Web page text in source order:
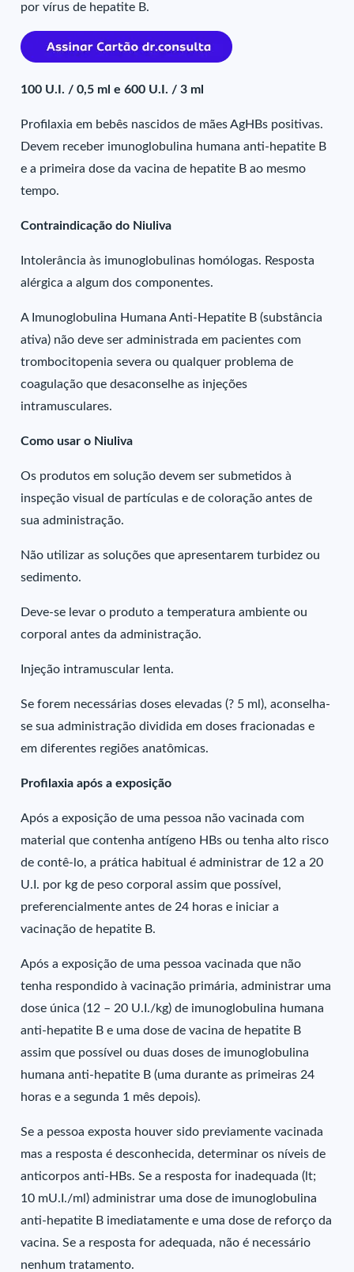
por vírus de hepatite B.
100 U.I. / 0,5 ml e 600 U.I. / 3 ml
Profilaxia em bebês nascidos de mães AgHBs positivas.
Devem receber imunoglobulina humana anti-hepatite B
e a primeira dose da vacina de hepatite B ao mesmo
tempo.
Contraindicação do Niuliva
Intolerância às imunoglobulinas homólogas. Resposta
alérgica a algum dos componentes.
A Imunoglobulina Humana Anti-Hepatite B (substância
ativa) não deve ser administrada em pacientes com
trombocitopenia severa ou qualquer problema de
coagulação que desaconselhe as injeções
intramusculares.
Como usar o Niuliva
Os produtos em solução devem ser submetidos à
inspeção visual de partículas e de coloração antes de
sua administração.
Não utilizar as soluções que apresentarem turbidez ou
sedimento.
Deve-se levar o produto a temperatura ambiente ou
corporal antes da administração.
Injeção intramuscular lenta.
Se forem necessárias doses elevadas (? 5 ml), aconselha-
se sua administração dividida em doses fracionadas e
em diferentes regiões anatômicas.
Profilaxia após a exposição
Após a exposição de uma pessoa não vacinada com
material que contenha antígeno HBs ou tenha alto risco
de contê-lo, a prática habitual é administrar de 12 a 20
U.I. por kg de peso corporal assim que possível,
preferencialmente antes de 24 horas e iniciar a
vacinação de hepatite B.
Após a exposição de uma pessoa vacinada que não
tenha respondido à vacinação primária, administrar uma
dose única (12 – 20 U.I./kg) de imunoglobulina humana
anti-hepatite B e uma dose de vacina de hepatite B
assim que possível ou duas doses de imunoglobulina
humana anti-hepatite B (uma durante as primeiras 24
horas e a segunda 1 mês depois).
Se a pessoa exposta houver sido previamente vacinada
mas a resposta é desconhecida, determinar os níveis de
anticorpos anti-HBs. Se a resposta for inadequada (lt;
10 mU.I./ml) administrar uma dose de imunoglobulina
anti-hepatite B imediatamente e uma dose de reforço da
vacina. Se a resposta for adequada, não é necessário
nenhum tratamento.